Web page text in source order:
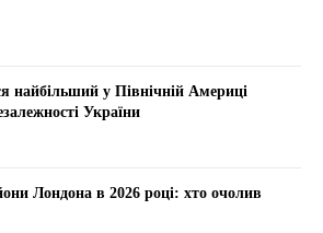
найбільший у Північній Америці
України
Лондона в 2026 році: хто очолив